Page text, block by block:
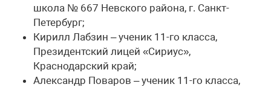
школа № 667 Невского района, г. Санкт-
Петербург;
Кирилл Лабзин – ученик 11-го класса,
Президентский лицей «Сириус»,
Краснодарский край;
Александр Поваров – ученик 11-го класса,